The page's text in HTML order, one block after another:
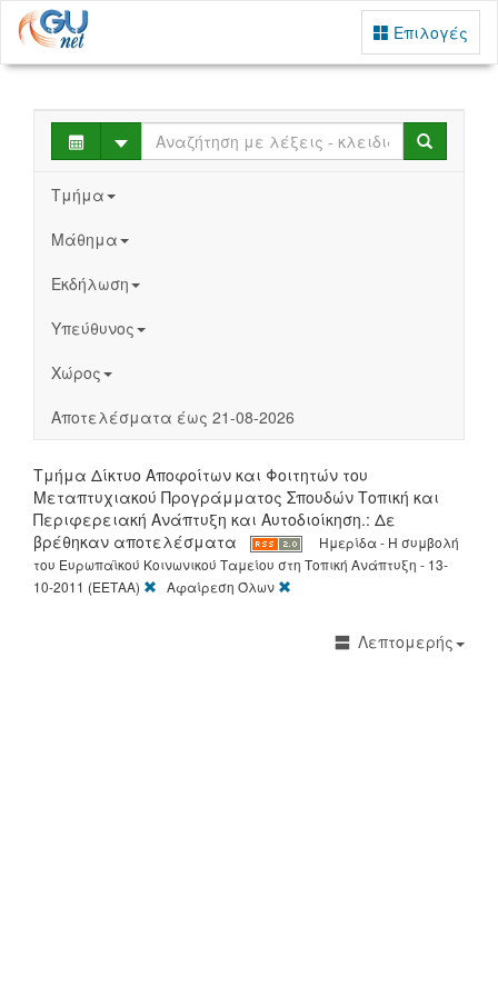
Επιλογές
Select Search
Τμήμα
Μάθημα
Εκδήλωση
Υπεύθυνος
Χώρος
Αποτελέσματα έως 21-08-2026
Τμήμα Δίκτυο Αποφοίτων και Φοιτητών του
Μεταπτυχιακού Προγράμματος Σπουδών Τοπική και
Περιφερειακή Ανάπτυξη και Αυτοδιοίκηση.: Δε
βρέθηκαν αποτελέσματα
Ημερίδα - Η συμβολή
του Ευρωπαϊκού Κοινωνικού Ταμείου στη Τοπική Ανάπτυξη - 13-
10-2011 (ΕΕΤΑΑ)
[X]Αφαίρεση Όλων
Λεπτομερής